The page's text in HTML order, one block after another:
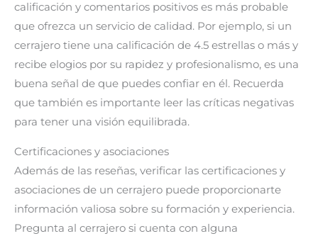
calificación y comentarios positivos es más probable
que ofrezca un servicio de calidad. Por ejemplo, si un
cerrajero tiene una calificación de 4.5 estrellas o más y
recibe elogios por su rapidez y profesionalismo, es una
buena señal de que puedes confiar en él. Recuerda
que también es importante leer las críticas negativas
para tener una visión equilibrada.
Certificaciones y asociaciones
Además de las reseñas, verificar las certificaciones y
asociaciones de un cerrajero puede proporcionarte
información valiosa sobre su formación y experiencia.
Pregunta al cerrajero si cuenta con alguna